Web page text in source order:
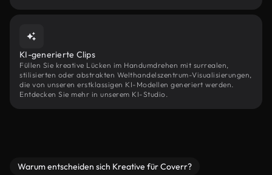
KI-generierte Clips
Füllen Sie kreative Lücken im Handumdrehen mit surrealen,
stilisierten oder abstrakten Welthandelszentrum-Visualisierungen,
die von unseren erstklassigen KI-Modellen generiert werden.
Entdecken Sie mehr in unserem KI-Studio.
Warum entscheiden sich Kreative für Coverr?